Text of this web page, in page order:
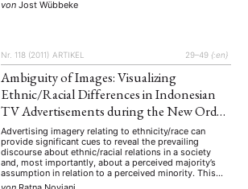
the eastern neighbors. Initiated by Japan and South
von Jost Wübbeke
Nr. 118 (2011) ARTIKEL 29–49 {:en}
Ambiguity of Images: Visualizing
Ethnic/Racial Differences in Indonesian
TV Advertisements during the New Order
and the Post-New Order Era
Advertising imagery relating to ethnicity/race can
provide significant cues to reveal the prevailing
discourse about ethnic/racial relations in a society
and, most importantly, about a perceived majority’s
assumption in relation to a perceived minority. This
study is concerned with the ways in which TV